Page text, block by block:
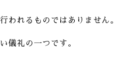
われるものではありません。
儀礼の一つです。